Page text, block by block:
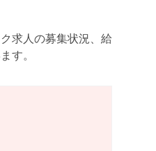
求人の募集状況、給
す。